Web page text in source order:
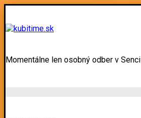
Momentálne len osobný odber v Senci